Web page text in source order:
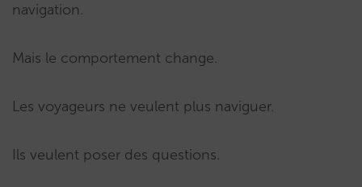
navigation.
Mais le comportement change.
Les voyageurs ne veulent plus naviguer.
Ils veulent poser des questions.